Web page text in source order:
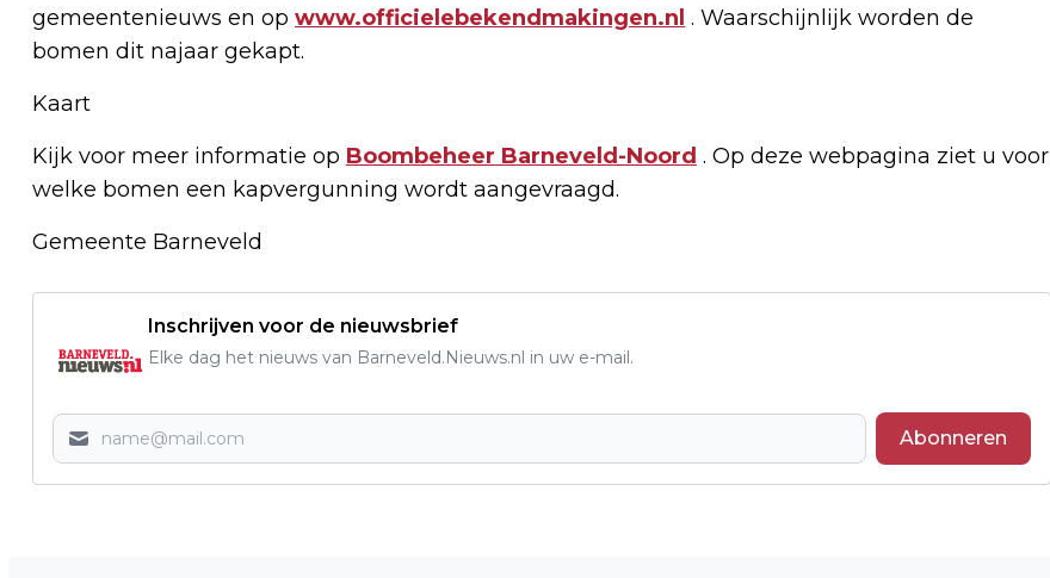
gemeentenieuws en op www.officielebekendmakingen.nl . Waarschijnlijk worden de
bomen dit najaar gekapt.
Kaart
Kijk voor meer informatie op Boombeheer Barneveld-Noord . Op deze webpagina ziet u voor
welke bomen een kapvergunning wordt aangevraagd.
Gemeente Barneveld
Inschrijven voor de nieuwsbrief
Elke dag het nieuws van Barneveld.Nieuws.nl in uw e-mail.
Abonneren